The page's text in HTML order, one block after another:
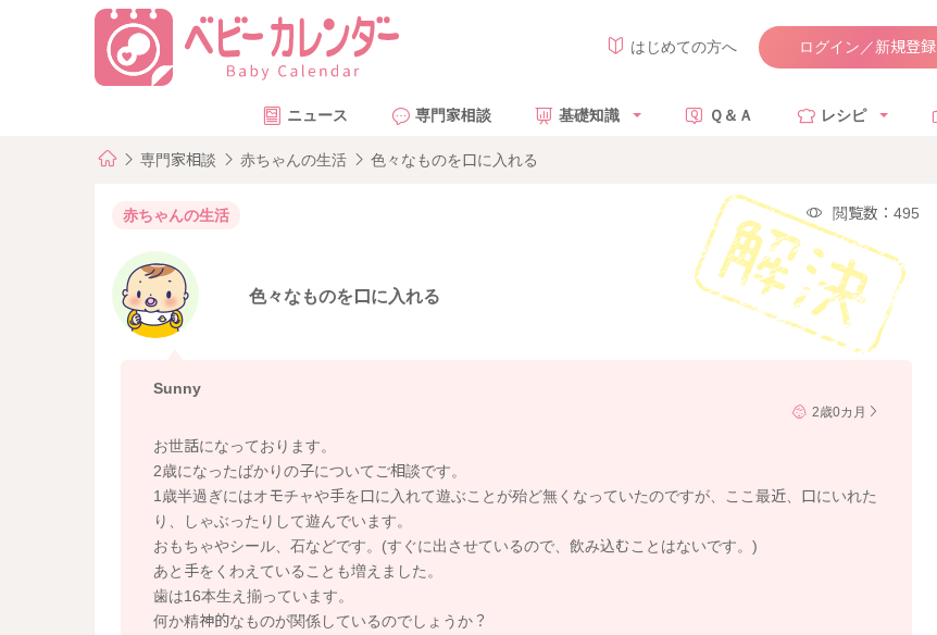
はじめての方へ ログイン／新規登録
ニュース 専門家相談 基礎知識 Ｑ＆Ａ レシピ
専門家相談 赤ちゃんの生活 色々なものを口に入れる
赤ちゃんの生活 閲覧数：495
色々なものを口に入れる
Sunny
2歳0カ月
お世話になっております。
2歳になったばかりの子についてご相談です。
1歳半過ぎにはオモチャや手を口に入れて遊ぶことが殆ど無くなっていたのですが、ここ最近、口にいれた
り、しゃぶったりして遊んでいます。
おもちゃやシール、石などです。(すぐに出させているので、飲み込むことはないです。)
あと手をくわえていることも増えました。
歯は16本生え揃っています。
何か精神的なものが関係しているのでしょうか？